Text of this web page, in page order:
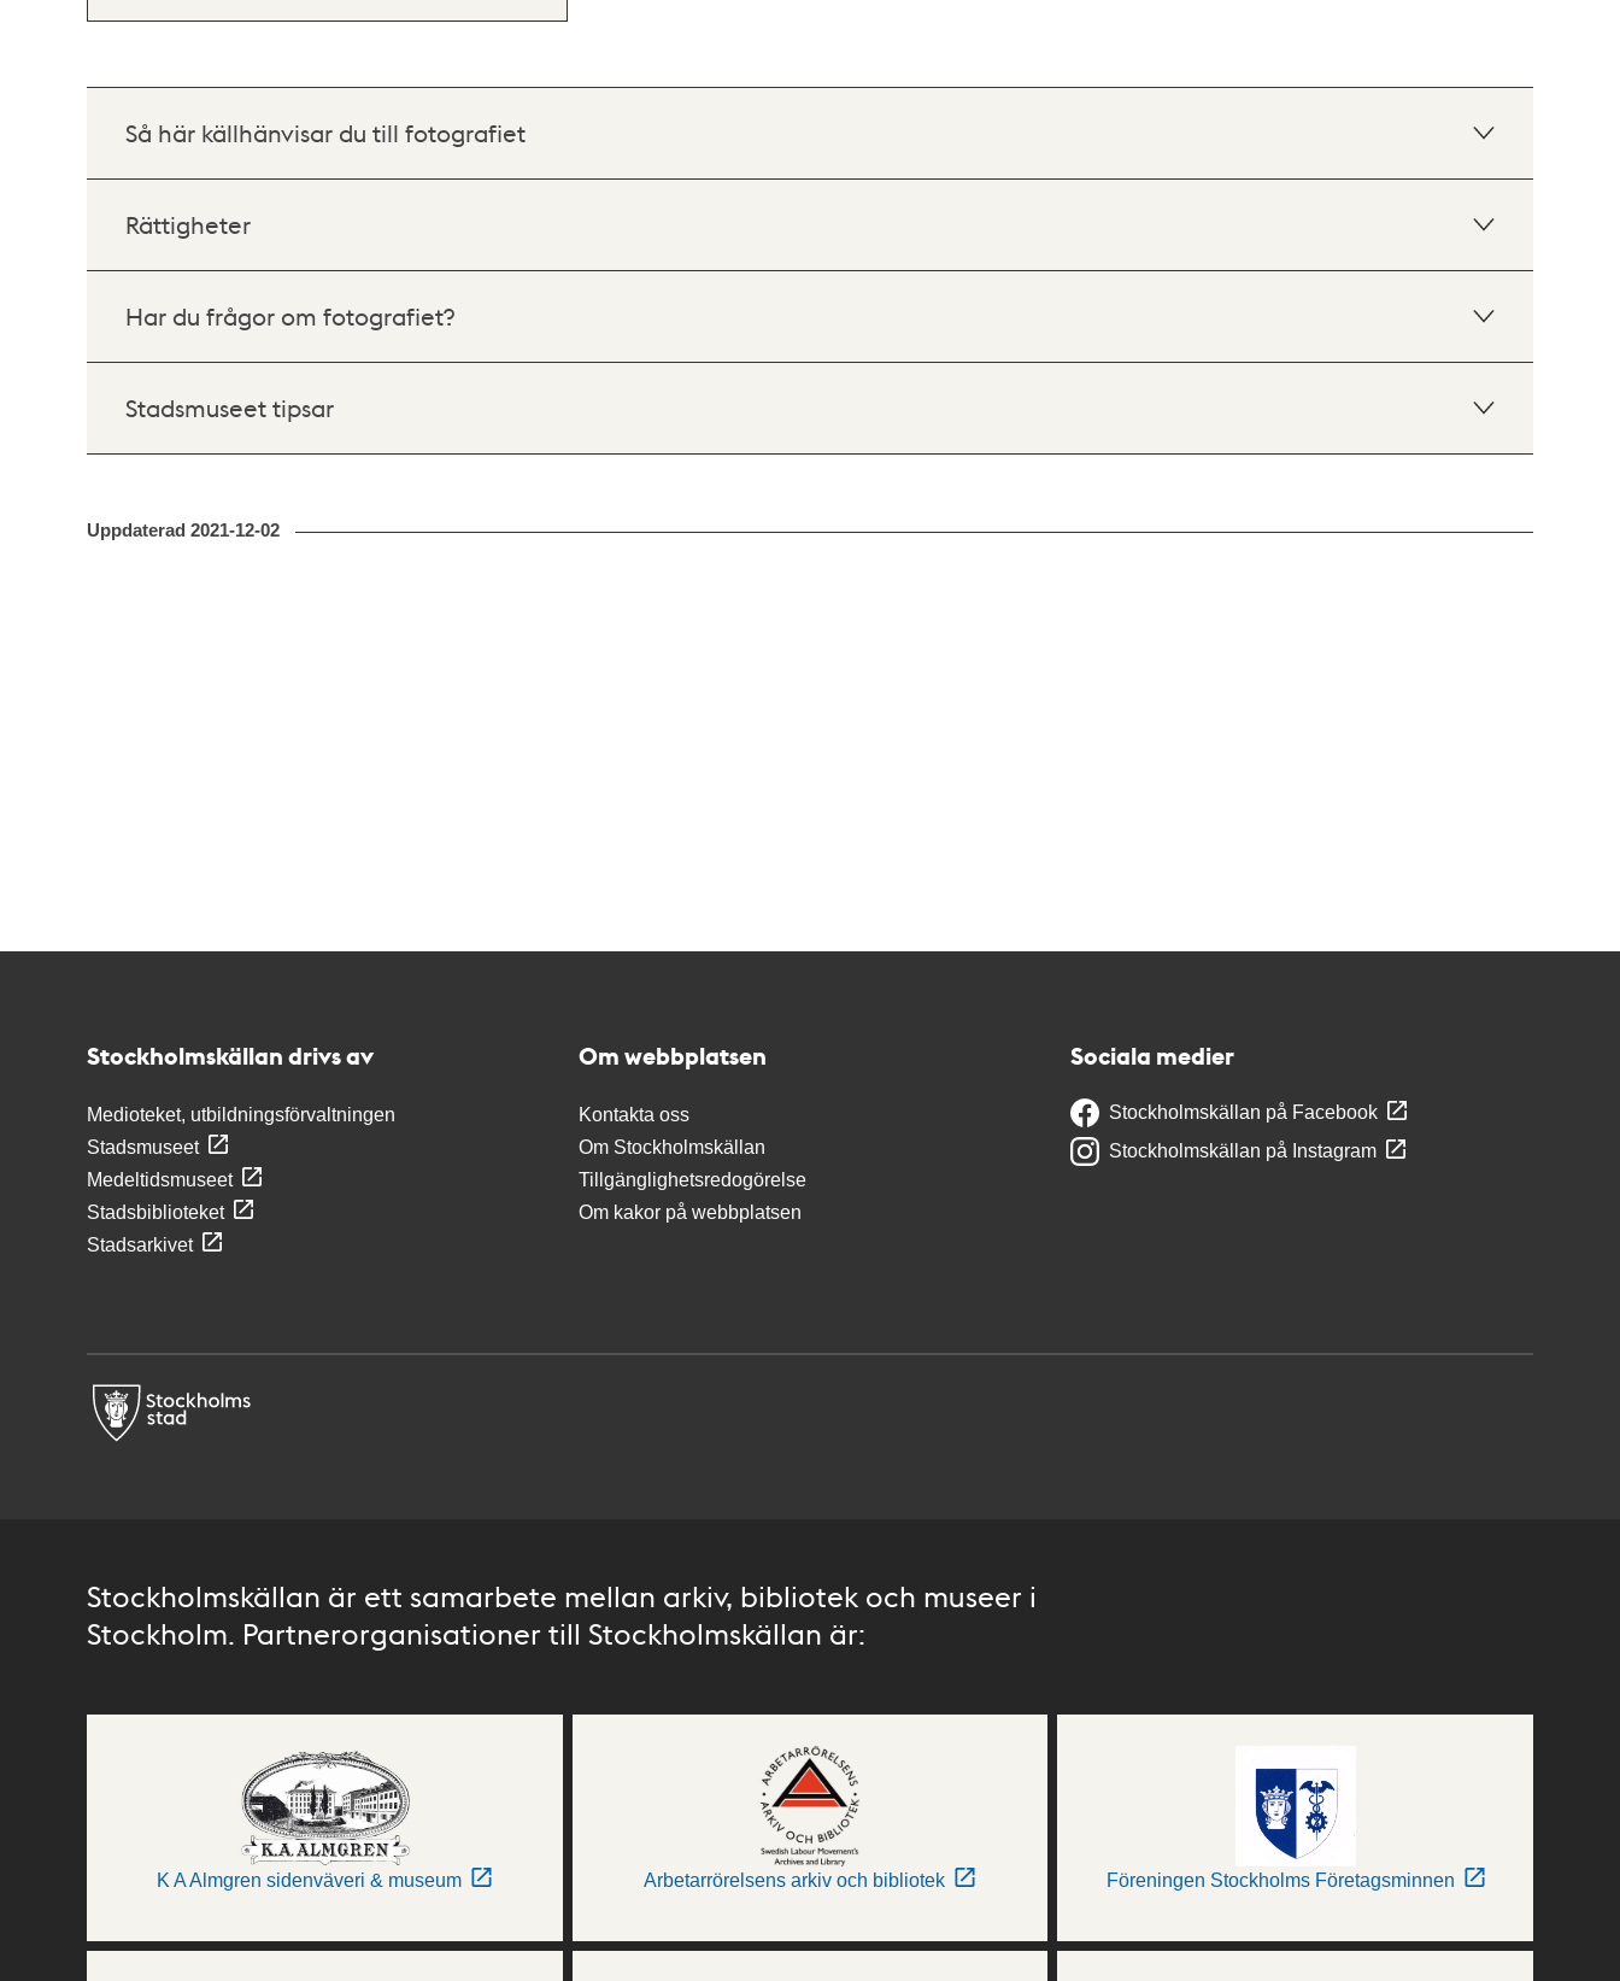
Så här källhänvisar du till fotografiet
Rättigheter
Har du frågor om fotografiet?
Stadsmuseet tipsar
Uppdaterad 2021-12-02
Stockholmskällan drivs av
Medioteket, utbildningsförvaltningen
Stadsmuseet
Medeltidsmuseet
Stadsbiblioteket
Stadsarkivet
Om webbplatsen
Kontakta oss
Om Stockholmskällan
Tillgänglighetsredogörelse
Om kakor på webbplatsen
Sociala medier
Stockholmskällan på Facebook
Stockholmskällan på Instagram
Stockholmskällan är ett samarbete mellan arkiv, bibliotek och museer i
Stockholm. Partnerorganisationer till Stockholmskällan är:
K A Almgren sidenväveri & museum Arbetarrörelsens arkiv och bibliotek Föreningen Stockholms Företagsminnen